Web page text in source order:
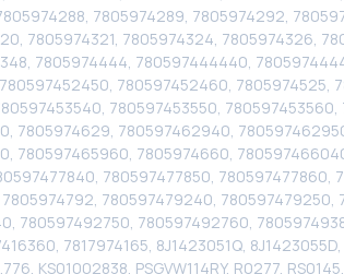
7805974289, 7805974292,
7805974321, 7805974324, 7805974326,
7805974444, 780597444440,
780597452460, 7805974525,
780597453550,
7805974629, 780597462940,
7805974660,
780597477850, 780597477860,
780597479240,
780597492760,
7817974165, 8J1423051Q, 8J1423055D,
KS01002838, PSGVW114RY, R0277,